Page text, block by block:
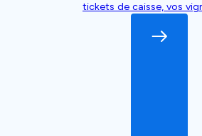
tickets de caisse, vos